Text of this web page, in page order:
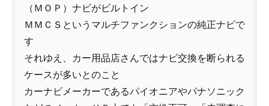
（ＭＯＰ）ナビがビルトイン
ＭＭＣＳというマルチファンクションの純正ナビで
す
それゆえ、カー用品店さんではナビ交換を断られる
ケースが多いとのこと
カーナビメーカーであるパイオニアやパナソニック